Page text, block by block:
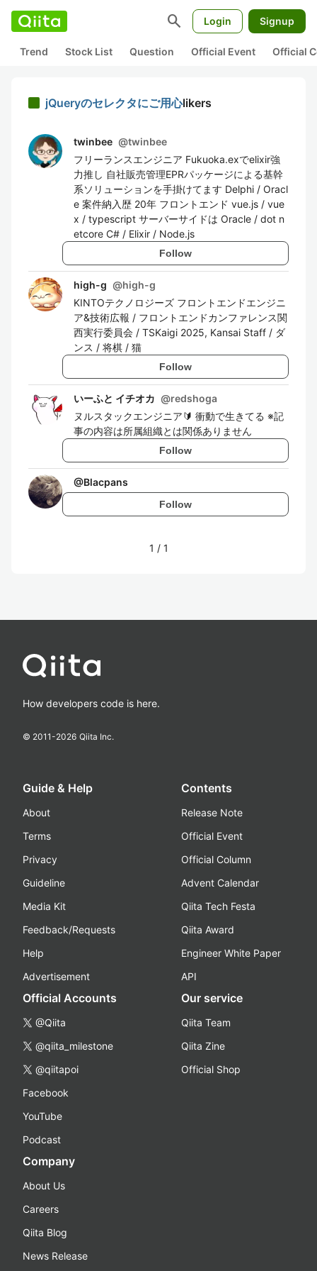
search Login Signup
Trend Stock List Question Official Event Official
jQueryのセレクタにご用心likers
twinbee @twinbee
フリーランスエンジニア Fukuoka.exでelixir強
力推し 自社販売管理EPRパッケージによる基幹
系ソリューションを手掛けてます Delphi / Oracl
e 案件納入歴 20年 フロントエンド vue.js / vue
x / typescript サーバーサイドは Oracle / dot n
etcore C# / Elixir / Node.js
Follow
high-g @high-g
KINTOテクノロジーズ フロントエンドエンジニ
ア&技術広報 / フロントエンドカンファレンス関
西実行委員会 / TSKaigi 2025, Kansai Staff / ダ
ンス / 将棋 / 猫
Follow
いーふと イチオカ @redshoga
ヌルスタックエンジニア🔰 衝動で生きてる ※記
事の内容は所属組織とは関係ありません
Follow
@Blacpans
Follow
1 / 1
How developers code is here.
© 2011-2026 Qiita Inc.
Guide & Help
About
Terms
Privacy
Guideline
Media Kit
Feedback/Requests
Help
Advertisement
Contents
Release Note
Official Event
Official Column
Advent Calendar
Qiita Tech Festa
Qiita Award
Engineer White Paper
API
Official Accounts
@Qiita
@qiita_milestone
@qiitapoi
Facebook
YouTube
Podcast
Our service
Qiita Team
Qiita Zine
Official Shop
Company
About Us
Careers
Qiita Blog
News Release